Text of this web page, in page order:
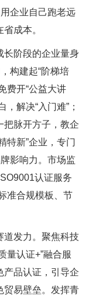
企业自己跑老远
成本。
长阶段的企业量身
构建起“阶梯培
费开“公益大讲
解决“入门难”；
把脉开方子，教企
特新”企业，专门
影响力。市场监
认证服务
准合规模板、节
道发力。聚焦科技
量认证+”融合服
产品认证，引导企
贸易壁垒。发挥青